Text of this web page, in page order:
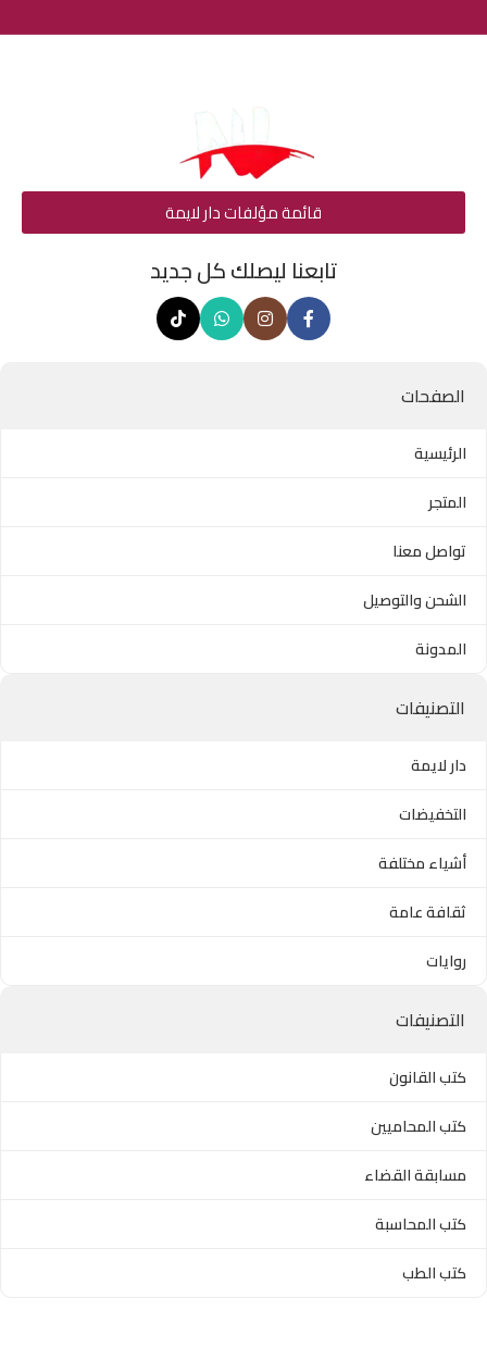
قائمة مؤلفات دار لايمة
تابعنا ليصلك كل جديد
الصفحات
الرئيسية
المتجر
تواصل معنا
الشحن والتوصيل
المدونة
التصنيفات
دار لايمة
التخفيضات
أشياء مختلفة
ثقافة عامة
روايات
التصنيفات
كتب القانون
كتب المحاميين
مسابقة القضاء
كتب المحاسبة
كتب الطب